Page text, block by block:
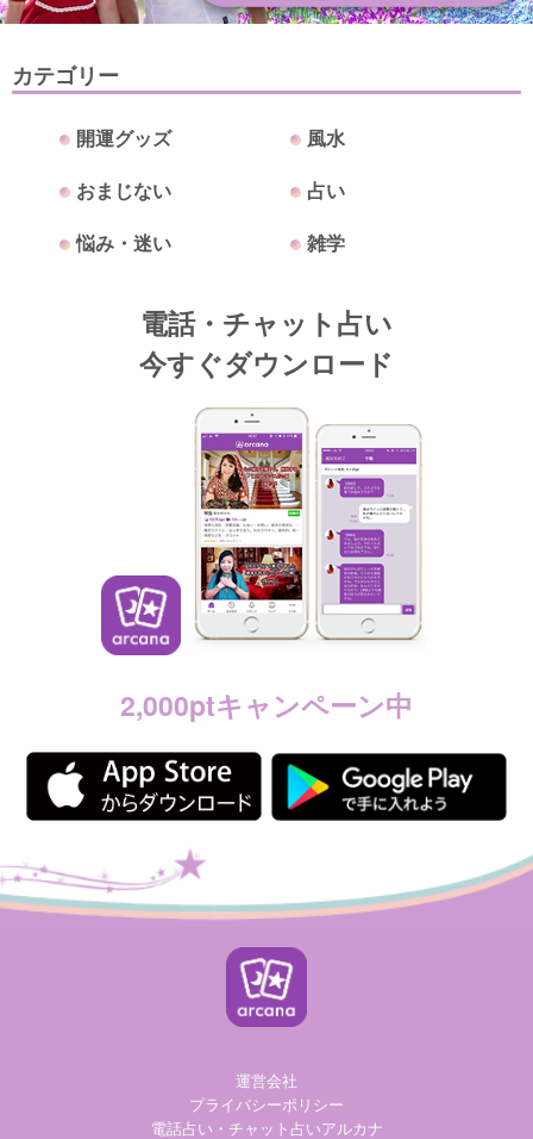
カテゴリー
開運グッズ
風水
おまじない
占い
悩み・迷い
雑学
電話・チャット占い
今すぐダウンロード
2,000ptキャンペーン中
運営会社
プライバシーポリシー
電話占い・チャット占いアルカナ